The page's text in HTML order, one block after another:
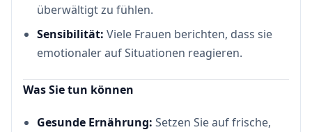
überwältigt zu fühlen.
Sensibilität: Viele Frauen berichten, dass sie
emotionaler auf Situationen reagieren.
Was Sie tun können
Gesunde Ernährung: Setzen Sie auf frische,